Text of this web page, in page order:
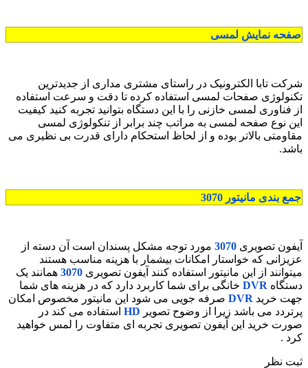
صفحه نمایش لمسی
شرکت تابا الکترونیک در راستای مشتری مداری از جدیدترین
تکنولوژی صفحات لمسی استفاده کرده تا دقت و سرعت استفاده
از فناوری لمسی خازنی را با این دستگاه بتوانید تجربه کنید کیفیت
این نوع صفحه لمسی به مراتب چند برابر از تنکولوژی لمسی
مقاومتی بالاتر بوده و از لحاظ استحکام دارای قدرت بی نظیری می
باشد.
جمع بندی مانیتور 3070
آیفون تصویری 3070 مورد توجه مشکل پسندان است آن دسته از
عزیزانی که خواستار امکانات بیشمار با هزینه مناسب هستند
میتوانند از این مانیتور استفاده کنند آیفون تصویری 3070 همانند یک
دستگاه DVR خانگی برای شما کاربرد دارد که در هزینه های شما
جهت خرید DVR صرفه جویی می شود این مانیتور مخصوص امکان
پرتردد می باشد زیرا از وضوح تصویر HD استفاده می کند در
صورت خرید این آیفون تصویری تجربه ای متفاوت را لمس خواهید
کرد .
ثبت نظر